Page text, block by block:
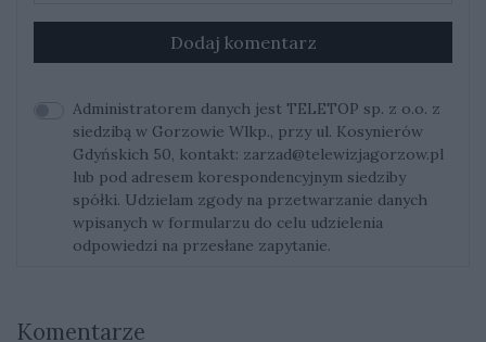
Dodaj komentarz
Administratorem danych jest TELETOP sp. z o.o. z
siedzibą w Gorzowie Wlkp., przy ul. Kosynierów
Gdyńskich 50, kontakt: zarzad@telewizjagorzow.pl
lub pod adresem korespondencyjnym siedziby
spółki. Udzielam zgody na przetwarzanie danych
wpisanych w formularzu do celu udzielenia
odpowiedzi na przesłane zapytanie.
Komentarze